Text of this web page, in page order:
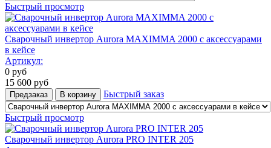
Быстрый просмотр
Сварочный инвертор Aurora MAXIMMA 2000 с аксессуарами
в кейсе
Артикул:
0 руб
15 600 руб
Предзаказ В корзину Быстрый заказ
Быстрый просмотр
Сварочный инвертор Aurora PRO INTER 205